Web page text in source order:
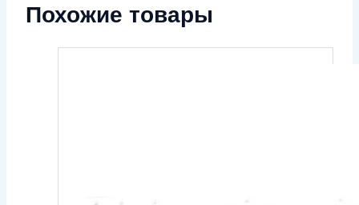
Похожие товары